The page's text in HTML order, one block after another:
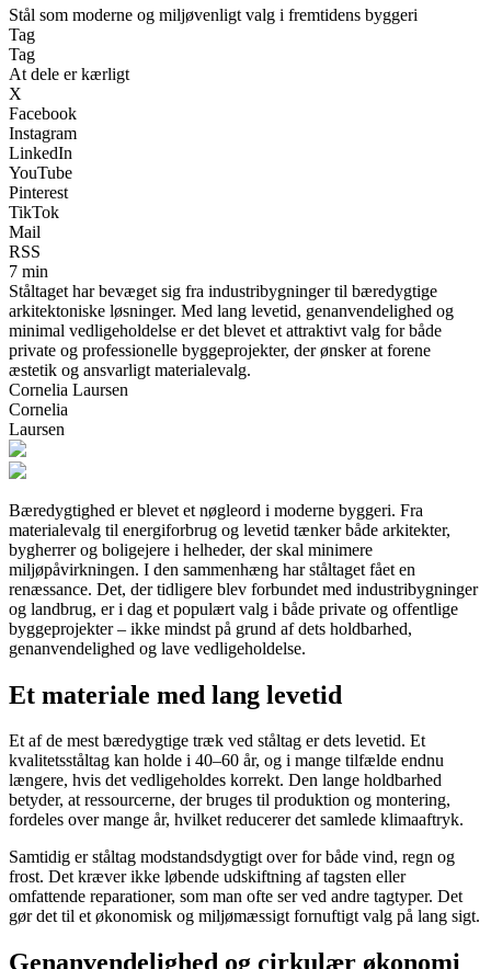
Stål som moderne og miljøvenligt valg i fremtidens byggeri
Tag
Tag
At dele er kærligt
X
Facebook
Instagram
LinkedIn
YouTube
Pinterest
TikTok
Mail
RSS
7 min
Ståltaget har bevæget sig fra industribygninger til bæredygtige
arkitektoniske løsninger. Med lang levetid, genanvendelighed og
minimal vedligeholdelse er det blevet et attraktivt valg for både
private og professionelle byggeprojekter, der ønsker at forene
æstetik og ansvarligt materialevalg.
Cornelia Laursen
Cornelia
Laursen
Bæredygtighed er blevet et nøgleord i moderne byggeri. Fra
materialevalg til energiforbrug og levetid tænker både arkitekter,
bygherrer og boligejere i helheder, der skal minimere
miljøpåvirkningen. I den sammenhæng har ståltaget fået en
renæssance. Det, der tidligere blev forbundet med industribygninger
og landbrug, er i dag et populært valg i både private og offentlige
byggeprojekter – ikke mindst på grund af dets holdbarhed,
genanvendelighed og lave vedligeholdelse.
Et materiale med lang levetid
Et af de mest bæredygtige træk ved ståltag er dets levetid. Et
kvalitetsståltag kan holde i 40–60 år, og i mange tilfælde endnu
længere, hvis det vedligeholdes korrekt. Den lange holdbarhed
betyder, at ressourcerne, der bruges til produktion og montering,
fordeles over mange år, hvilket reducerer det samlede klimaaftryk.
Samtidig er ståltag modstandsdygtigt over for både vind, regn og
frost. Det kræver ikke løbende udskiftning af tagsten eller
omfattende reparationer, som man ofte ser ved andre tagtyper. Det
gør det til et økonomisk og miljømæssigt fornuftigt valg på lang sigt.
Genanvendelighed og cirkulær økonomi